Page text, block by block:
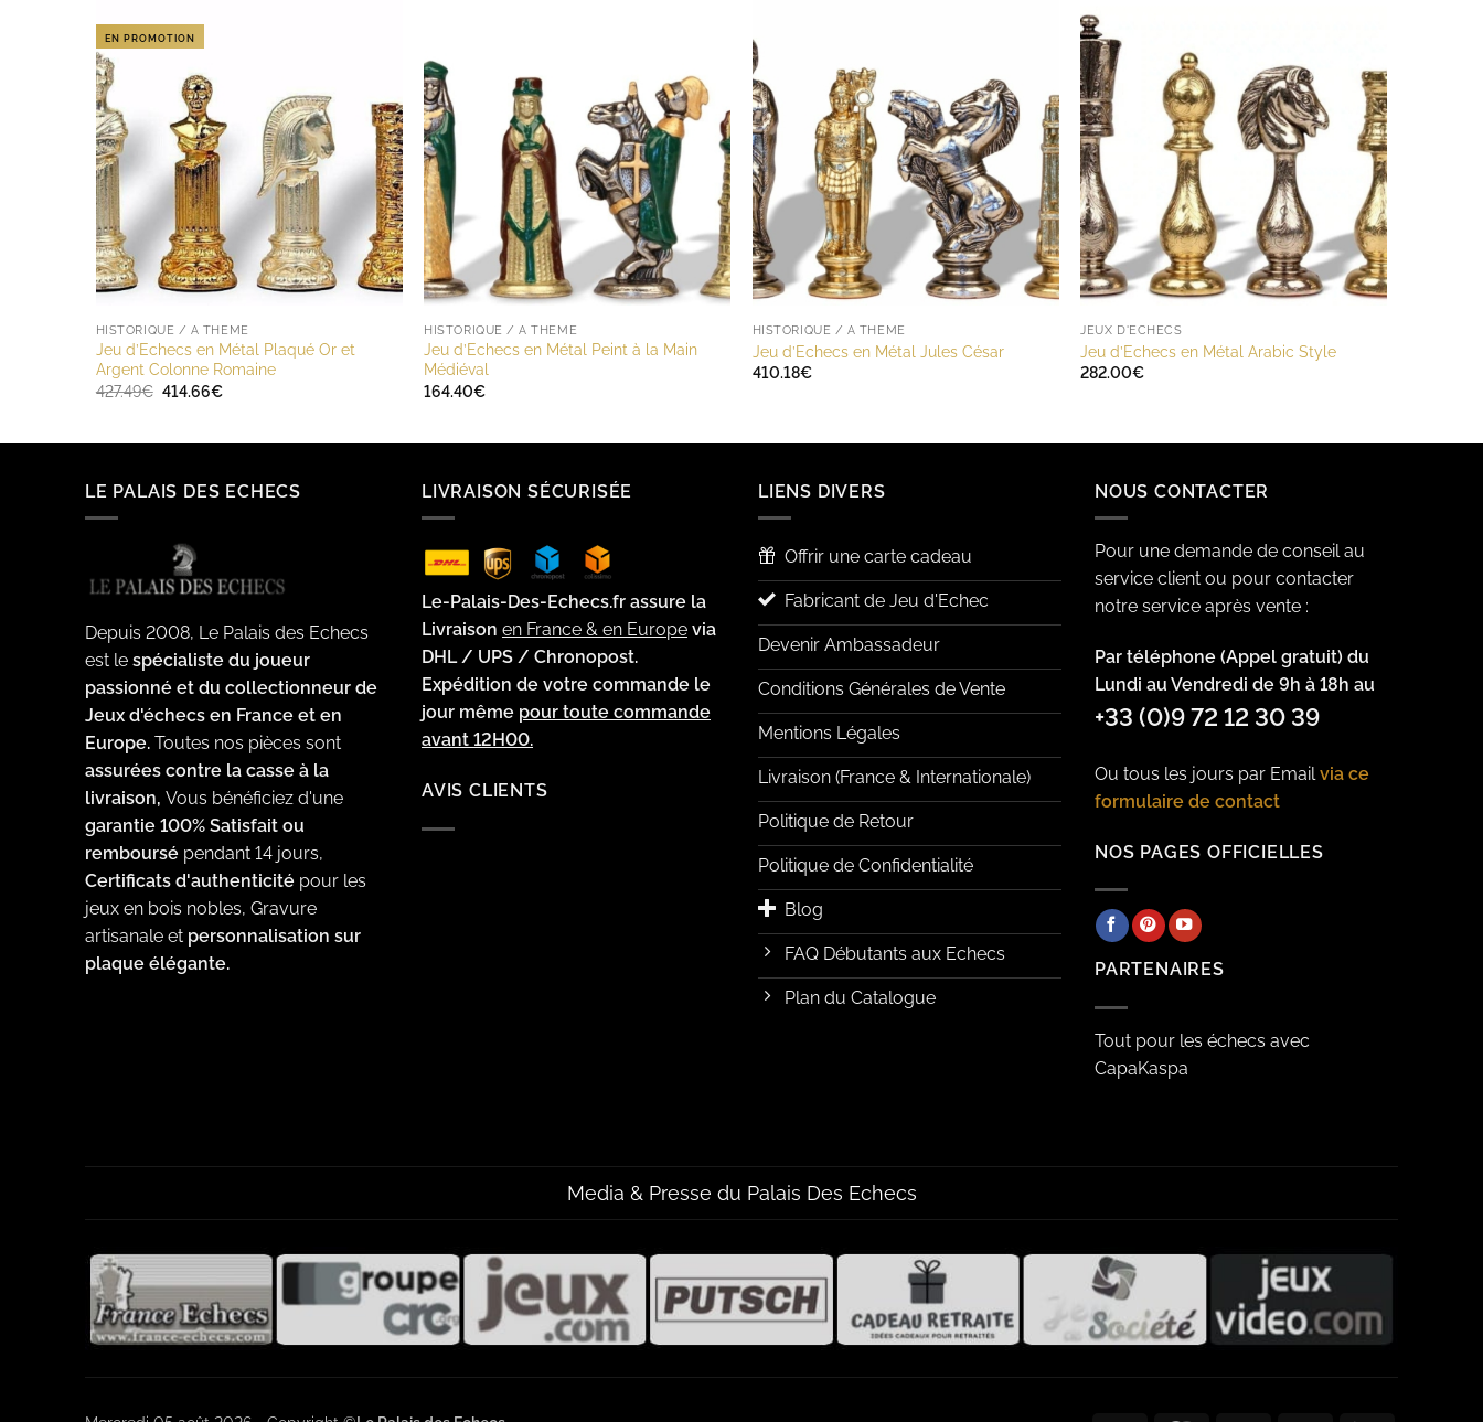
EN PROMOTION
HISTORIQUE / A THÈME
Jeu d’Echecs en Métal Plaqué Or et
Argent Colonne Romaine
427.49€ Le
414.66€Le
HISTORIQUE / A THÈME
Jeu d’Echecs en Métal Peint à la Main
Médiéval
164.40€
HISTORIQUE / A THÈME
Jeu d’Echecs en Métal Jules César
410.18€
JEUX D'ECHECS
Jeu d’Echecs en Métal Arabic Style
282.00€
LE PALAIS DES ECHECS
Depuis 2008, Le Palais des Echecs
est le spécialiste du joueur
passionné et du collectionneur de
Jeux d'échecs en France et en
Europe. Toutes nos pièces sont
assurées contre la casse à la
livraison, Vous bénéficiez d'une
garantie 100% Satisfait ou
remboursé pendant 14 jours,
Certificats d'authenticité pour les
jeux en bois nobles, Gravure
artisanale et personnalisation sur
plaque élégante.
LIVRAISON SÉCURISÉE
Le-Palais-Des-Echecs.fr assure la
Livraison en France & en Europe via
DHL / UPS / Chronopost.
Expédition de votre commande le
jour même pour toute commande
avant 12H00.
AVIS CLIENTS
LIENS DIVERS
Offrir une carte cadeau
Fabricant de Jeu d'Echec
Devenir Ambassadeur
Conditions Générales de Vente
Mentions Légales
Livraison (France & Internationale)
Politique de Retour
Politique de Confidentialité
Blog
FAQ Débutants aux Echecs
Plan du Catalogue
NOUS CONTACTER
Pour une demande de conseil au
service client ou pour contacter
notre service après vente :
Par téléphone (Appel gratuit) du
Lundi au Vendredi de 9h à 18h au
+33 (0)9 72 12 30 39
Ou tous les jours par Email via ce
formulaire de contact
NOS PAGES OFFICIELLES
PARTENAIRES
Tout pour les échecs avec
CapaKaspa
Media & Presse du Palais Des Echecs